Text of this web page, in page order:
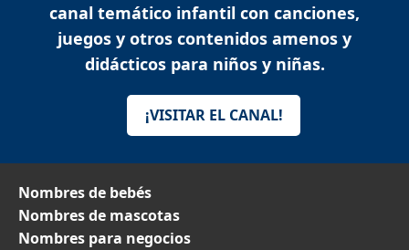
canal temático infantil con canciones,
juegos y otros contenidos amenos y
didácticos para niños y niñas.
¡VISITAR EL CANAL!
Nombres de bebés
Nombres de mascotas
Nombres para negocios